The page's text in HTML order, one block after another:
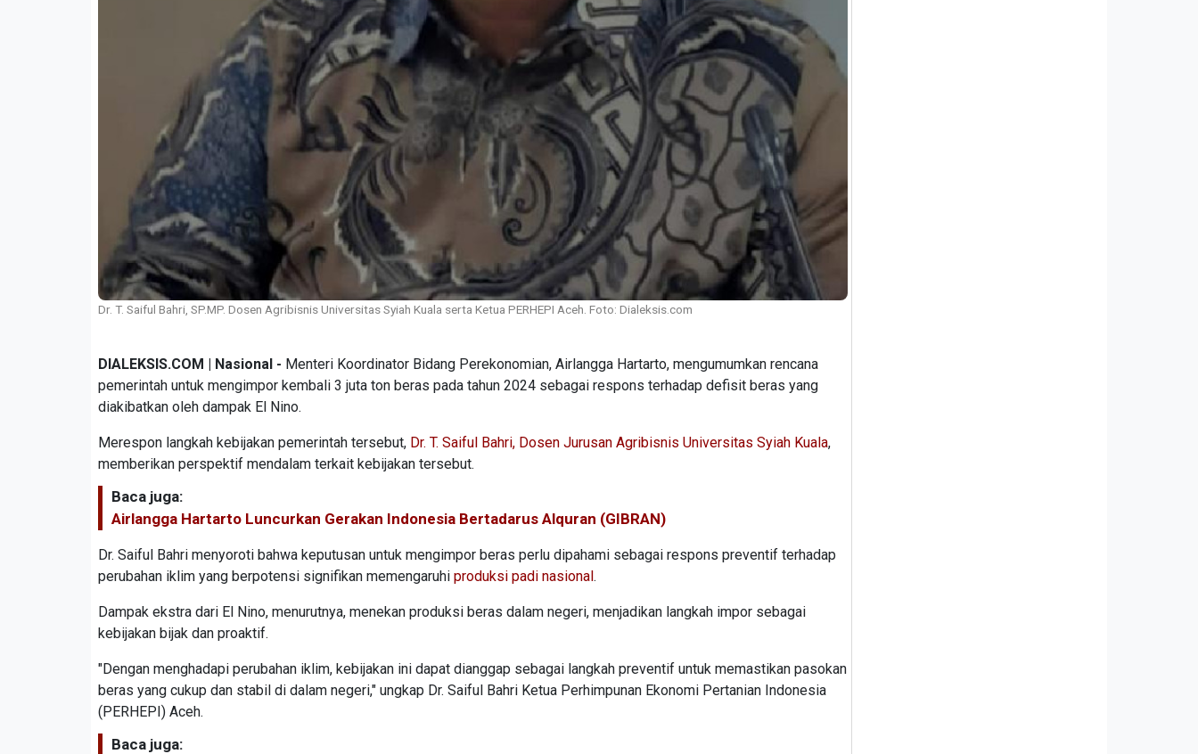
Dr. T. Saiful Bahri, SP.MP. Dosen Agribisnis Universitas Syiah Kuala serta Ketua PERHEPI Aceh. Foto: Dialeksis.com
DIALEKSIS.COM | Nasional - Menteri Koordinator Bidang Perekonomian, Airlangga Hartarto, mengumumkan rencana
pemerintah untuk mengimpor kembali 3 juta ton beras pada tahun 2024 sebagai respons terhadap defisit beras yang
diakibatkan oleh dampak El Nino.
Merespon langkah kebijakan pemerintah tersebut, Dr. T. Saiful Bahri, Dosen Jurusan Agribisnis Universitas Syiah Kuala,
memberikan perspektif mendalam terkait kebijakan tersebut.
Baca juga:
Airlangga Hartarto Luncurkan Gerakan Indonesia Bertadarus Alquran (GIBRAN)
Dr. Saiful Bahri menyoroti bahwa keputusan untuk mengimpor beras perlu dipahami sebagai respons preventif terhadap
perubahan iklim yang berpotensi signifikan memengaruhi produksi padi nasional.
Dampak ekstra dari El Nino, menurutnya, menekan produksi beras dalam negeri, menjadikan langkah impor sebagai
kebijakan bijak dan proaktif.
"Dengan menghadapi perubahan iklim, kebijakan ini dapat dianggap sebagai langkah preventif untuk memastikan pasokan
beras yang cukup dan stabil di dalam negeri," ungkap Dr. Saiful Bahri Ketua Perhimpunan Ekonomi Pertanian Indonesia
(PERHEPI) Aceh.
Baca juga: